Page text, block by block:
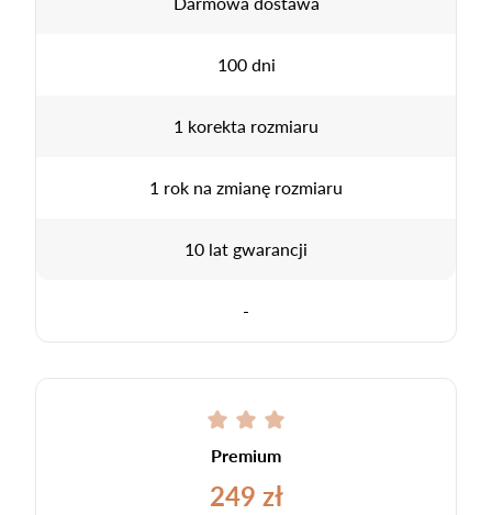
100 dni
1 korekta rozmiaru
1 rok na zmianę rozmiaru
10 lat gwarancji
-
Premium
249 zł